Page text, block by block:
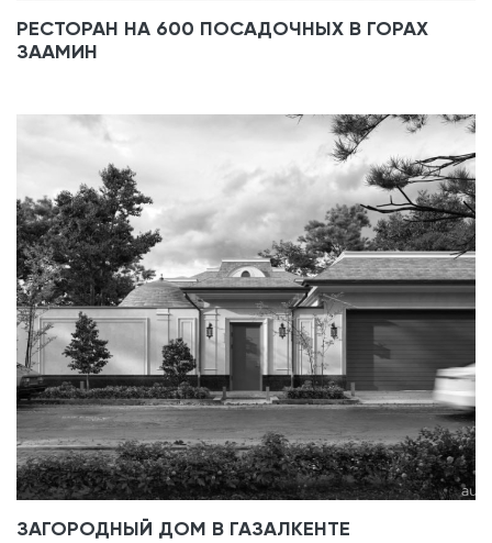
РЕСТОРАН НА 600 ПОСАДОЧНЫХ В ГОРАХ
ЗААМИН
ЗАГОРОДНЫЙ ДОМ В ГАЗАЛКЕНТЕ